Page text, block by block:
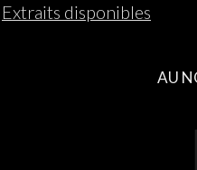
Extraits disponibles
AU